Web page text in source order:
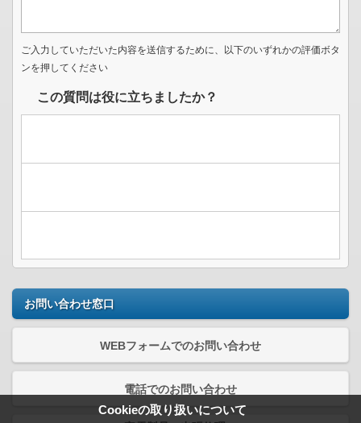
Cookieの取り扱いについて
ご入力していただいた内容を送信するために、以下のいずれかの評価ボタ
ンを押してください
この質問は役に立ちましたか？
お問い合わせ窓口
WEBフォームでのお問い合わせ
電話でのお問い合わせ